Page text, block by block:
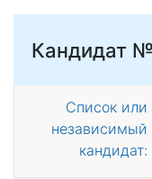
Кандидат №
Список или
независимый
кандидат: